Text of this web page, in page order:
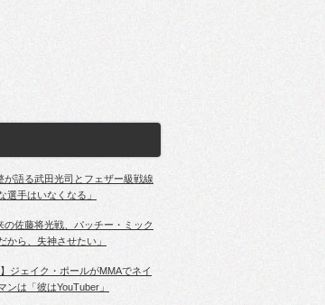
が語る武田光司とフェザー級戦線
選手はいなくなる」
の佐藤将光戦、パッチー・ミック
から、失神させたい」
】ジェイク・ポールがMMAでネイ
ンは「彼はYouTuber」